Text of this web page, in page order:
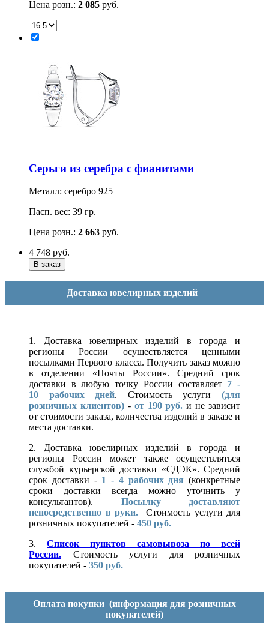
Цена розн.: 2 085 руб.
Серьги из серебра с фианитами
Металл: серебро 925
Пасп. вес: 39 гр.
Цена розн.: 2 663 руб.
4 748 руб.
Доставка ювелирных изделий
1. Доставка ювелирных изделий в города и
регионы России осуществляется ценными
посылками Первого класса. Получить заказ можно
в отделении «Почты России». Средний срок
доставки в любую точку России составляет 7 -
10 рабочих дней. Стоимость услуги(для
розничных клиентов)- от 190 руб. и не зависит
от стоимости заказа, количества изделий в заказе и
места доставки.
2. Доставка ювелирных изделий в города и
регионы России может также осуществляться
службой курьерской доставки «СДЭК». Средний
срок доставки - 1 - 4 рабочих дня (конкретные
сроки доставки всегда можно уточнить у
консультантов). Посылку доставляют
непосредственно в руки.
Стоимость услуги для
розничных покупателей - 450 руб.
3. Список пунктов самовывоза по всей
России.
Стоимость услуги для розничных
покупателей - 350 руб.
Оплата покупки (информация для розничных
покупателей)